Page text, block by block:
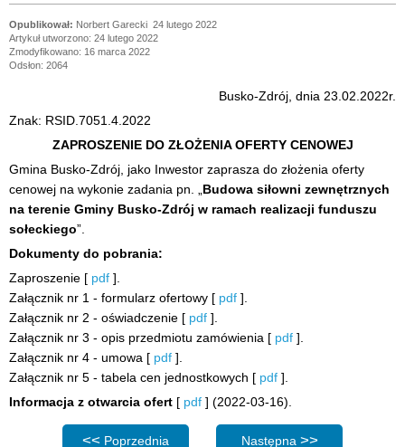
Norbert Garecki 24 lutego 2022
Artykuł utworzono: 24 lutego 2022
Zmodyfikowano: 16 marca 2022
Odsłon: 2064
Busko-Zdrój, dnia 23.02.2022r.
Znak: RSID.7051.4.2022
ZAPROSZENIE DO ZŁOŻENIA OFERTY CENOWEJ
Gmina Busko-Zdrój, jako Inwestor zaprasza do złożenia oferty
cenowej na wykonie zadania pn. „ Budowa siłowni zewnętrznych
na terenie Gminy Busko-Zdrój w ramach realizacji funduszu
sołeckiego”.
Dokumenty do pobrania:
Zaproszenie [ pdf ].
Załącznik nr 1 - formularz ofertowy [ pdf ].
Załącznik nr 2 - oświadczenie [ pdf ].
Załącznik nr 3 - opis przedmiotu zamówienia [ pdf ].
Załącznik nr 4 - umowa [ pdf ].
Załącznik nr 5 - tabela cen jednostkowych [ pdf ].
Informacja z otwarcia ofert [ pdf ] (2022-03-16).
Poprzednia strona: Postępowanie: Dostawa średniego
Poprzednia Następna strona:
Następna